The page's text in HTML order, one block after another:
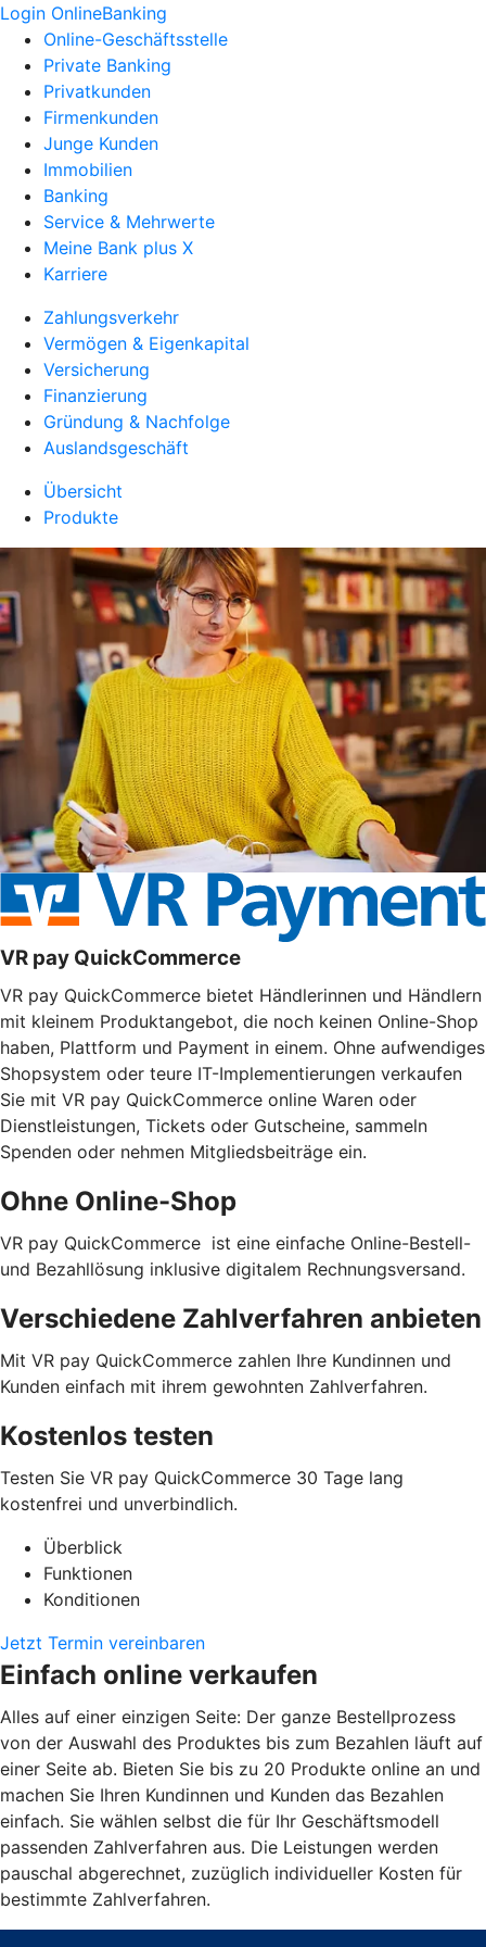
Login OnlineBanking
Online-Geschäftsstelle
Private Banking
Privatkunden
Firmenkunden
Junge Kunden
Immobilien
Banking
Service & Mehrwerte
Meine Bank plus X
Karriere
Zahlungsverkehr
Vermögen & Eigenkapital
Versicherung
Finanzierung
Gründung & Nachfolge
Auslandsgeschäft
Übersicht
Produkte
VR pay QuickCommerce
VR pay QuickCommerce bietet Händlerinnen und Händlern
mit kleinem Produktangebot, die noch keinen Online-Shop
haben, Plattform und Payment in einem. Ohne aufwendiges
Shopsystem oder teure IT-Implementierungen verkaufen
Sie mit VR pay QuickCommerce online Waren oder
Dienstleistungen, Tickets oder Gutscheine, sammeln
Spenden oder nehmen Mitgliedsbeiträge ein.
Ohne Online-Shop
VR pay QuickCommerce ist eine einfache Online-Bestell-
und Bezahllösung inklusive digitalem Rechnungsversand.
Verschiedene Zahlverfahren anbieten
Mit VR pay QuickCommerce zahlen Ihre Kundinnen und
Kunden einfach mit ihrem gewohnten Zahlverfahren.
Kostenlos testen
Testen Sie VR pay QuickCommerce 30 Tage lang
kostenfrei und unverbindlich.
Überblick
Funktionen
Konditionen
Jetzt Termin vereinbaren
Einfach online verkaufen
Alles auf einer einzigen Seite: Der ganze Bestellprozess
von der Auswahl des Produktes bis zum Bezahlen läuft auf
einer Seite ab. Bieten Sie bis zu 20 Produkte online an und
machen Sie Ihren Kundinnen und Kunden das Bezahlen
einfach. Sie wählen selbst die für Ihr Geschäftsmodell
passenden Zahlverfahren aus. Die Leistungen werden
pauschal abgerechnet, zuzüglich individueller Kosten für
bestimmte Zahlverfahren.